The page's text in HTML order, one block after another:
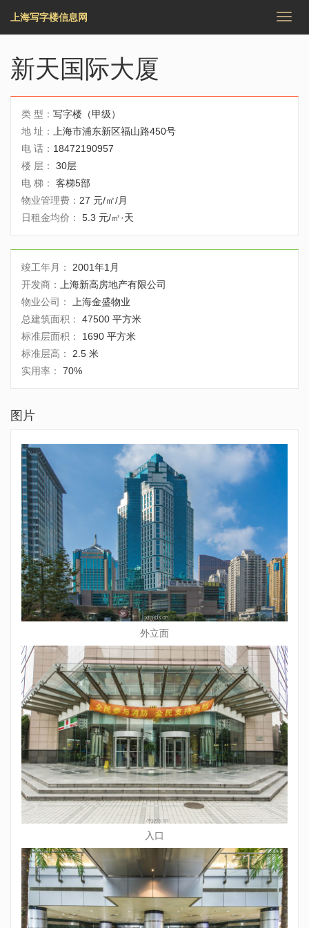
切
上海写字楼信息网
新天国际大厦
类 型： 写字楼（甲级）
地 址：
上海市浦东新区福山路450号
电 话： 18472190957
楼 层：
30层
电 梯：
客梯5部
物业管理费： 27 元/㎡/月
日租金均价：
5.3 元/㎡·天
竣工年月：
2001年1月
开发商：
上海新高房地产有限公司
物业公司：
上海金盛物业
总建筑面积：
47500 平方米
标准层面积：
1690 平方米
标准层高：
2.5 米
实用率：
70%
图片
外立面
入口